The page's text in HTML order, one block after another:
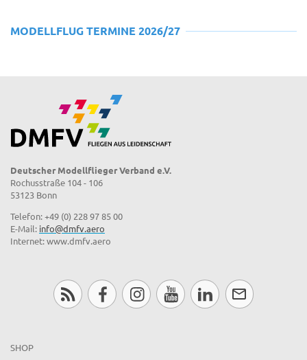
MODELLFLUG TERMINE 2026/27
Deutscher Modellflieger Verband e.V.
Rochusstraße 104 - 106
53123 Bonn
Telefon: +49 (0) 228 97 85 00
E-Mail: info@dmfv.aero
Internet: www.dmfv.aero
SHOP